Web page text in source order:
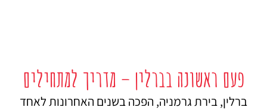
פעם ראשונה בברלין – מדריך למתחילים
ברלין, בירת גרמניה, הפכה בשנים האחרונות לאחד